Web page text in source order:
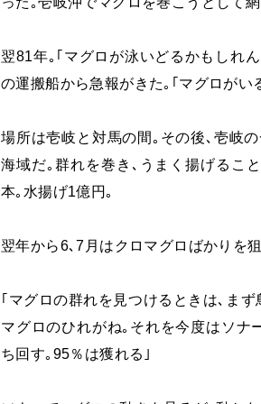
翌81年｡｢マグロが泳いどるかもしれ
の運搬船から急報がきた｡｢マグロがい
場所は壱岐と対馬の間｡その後､壱岐
海域だ｡群れを巻き､うまく揚げるこ
本｡水揚げ1億円｡
翌年から6､7月はクロマグロばかりを
｢マグロの群れを見つけるときは､ま
マグロのひれがね｡それを今度はソナ
ち回す｡95％は獲れる｣